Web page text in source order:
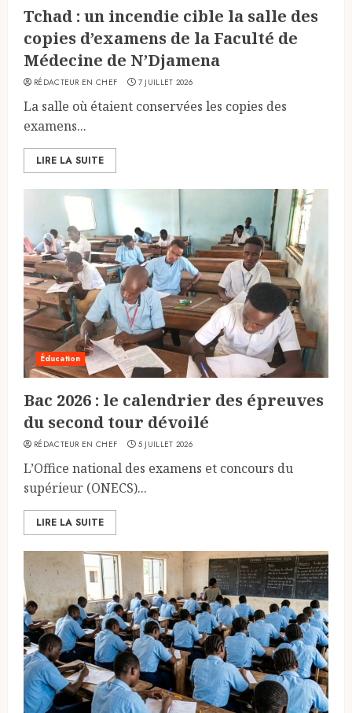
Tchad : un incendie cible la salle des
copies d’examens de la Faculté de
Médecine de N’Djamena
RÉDACTEUR EN CHEF 7 JUILLET 2026
La salle où étaient conservées les copies des
examens...
LIRE LA SUITE
Éducation
Bac 2026 : le calendrier des épreuves
du second tour dévoilé
RÉDACTEUR EN CHEF 5 JUILLET 2026
L’Office national des examens et concours du
supérieur (ONECS)...
LIRE LA SUITE